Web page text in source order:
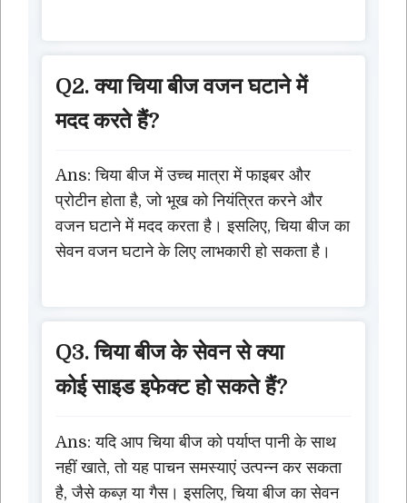
Q2. क्या चिया बीज वजन घटाने में
मदद करते हैं?
Ans: चिया बीज में उच्च मात्रा में फाइबर और
प्रोटीन होता है, जो भूख को नियंत्रित करने और
वजन घटाने में मदद करता है। इसलिए, चिया बीज का
सेवन वजन घटाने के लिए लाभकारी हो सकता है।
Q3. चिया बीज के सेवन से क्या
कोई साइड इफेक्ट हो सकते हैं?
Ans: यदि आप चिया बीज को पर्याप्त पानी के साथ
नहीं खाते, तो यह पाचन समस्याएं उत्पन्न कर सकता
है, जैसे कब्ज़ या गैस। इसलिए, चिया बीज का सेवन